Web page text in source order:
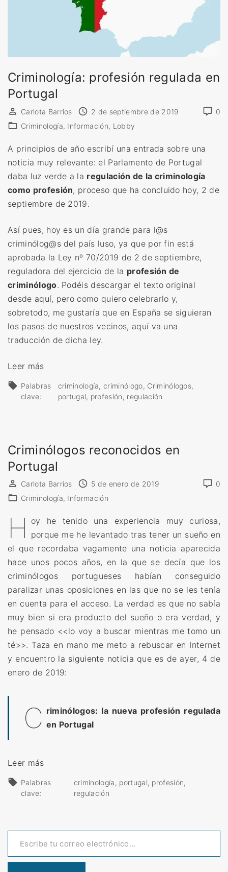
a
c
i
ó
P
o
r
t
u
u
e
s
a
d
e
C
r
i
i
n
í
a
(
A
C
)
»
Criminología: profesión regulada en
Portugal
0
Carlota Barrios
2 de septiembre de 2019
Criminología Información Lobby
A principios de año escribí una entrada sobre una
noticia muy relevante: el Parlamento de Portugal
daba luz verde a la regulación de la criminología
como profesión, proceso que ha concluido hoy, 2 de
septiembre de 2019.
Así pues, hoy es un día grande para l@s
criminólog@s del país luso, ya que por fin está
aprobada la Ley nº 70/2019 de 2 de septiembre,
reguladora del ejercicio de la profesión de
criminólogo. Podéis descargar el texto original
desde aquí, pero como quiero celebrarlo y,
sobretodo, me gustaría que en España se siguieran
los pasos de nuestros vecinos, aquí va una
traducción de dicha ley.
Leer más«
n
o
l
o
g
a
:
p
r
o
f
e
s
i
ó
n
g
u
d
a
o
r
t
Palabras
clave:
criminología criminólogo Criminólogos
portugal
profesión regulación
Criminólogos reconocidos en
Portugal
0
Carlota Barrios
5 de enero de 2019
Criminología Información
H
oy he tenido una experiencia muy curiosa,
porque me he levantado tras tener un sueño en
el que recordaba vagamente una noticia aparecida
hace unos pocos años, en la que se decía que los
criminólogos portugueses habían conseguido
paralizar unas oposiciones en las que no se les tenía
en cuenta para el acceso. La verdad es que no sabía
muy bien si era producto del sueño o era verdad, y
he pensado <<lo voy a buscar mientras me tomo un
té>>. Taza en mano me meto a rebuscar en Internet
y encuentro la siguiente noticia que es de ayer, 4 de
enero de 2019:
C riminólogos: la nueva profesión regulada
en Portugal
Leer más«
i
n
ó
Palabras
clave:
criminología portugal profesión
regulación
Escribe tu correo electrónico…